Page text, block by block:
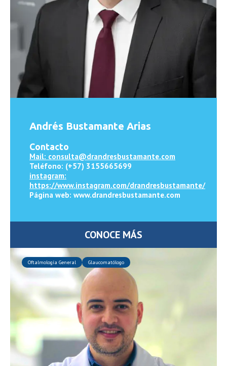
Andrés Bustamante Arias
Contacto
Mail: consulta@drandresbustamante.com
Teléfono: (+57) 3155665699
instagram:
https://www.instagram.com/drandresbustamante/
Página web: www.drandresbustamante.com
CONOCE MÁS
Oftalmología General Glaucomatólogo